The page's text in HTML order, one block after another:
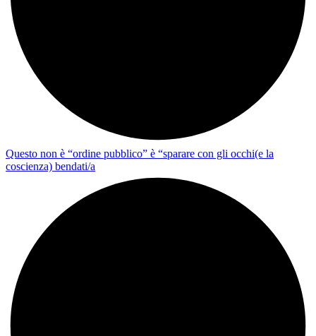
Questo non è “ordine pubblico” è “sparare con gli occhi(e la
coscienza) bendati/a